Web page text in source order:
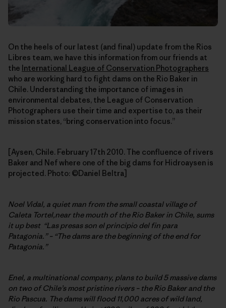
On the heels of our latest (and final) update from the Rios
Libres team, we have this information from our friends at
the International League of Conservation Photographers
who are working hard to fight dams on the Rio Baker in
Chile. Understanding the importance of images in
environmental debates, the League of Conservation
Photographers use their time and expertise to, as their
mission states, “bring conservation into focus.”
[Aysen, Chile. February 17th 2010. The confluence of rivers
Baker and Nef where one of the big dams for Hidroaysen is
projected. Photo: ©Daniel Beltra]
Noel Vidal, a quiet man from the small coastal village of
Caleta Tortel,near the mouth of the Rio Baker in Chile, sums
it up best “Las presas son el principio del fin para
Patagonia.” – “The dams are the beginning of the end for
Patagonia.”
Enel, a multinational company, plans to build 5 massive dams
on two of Chile’s most pristine rivers – the Rio Baker and the
Rio Pascua. The dams will flood 11,000 acres of wild land,